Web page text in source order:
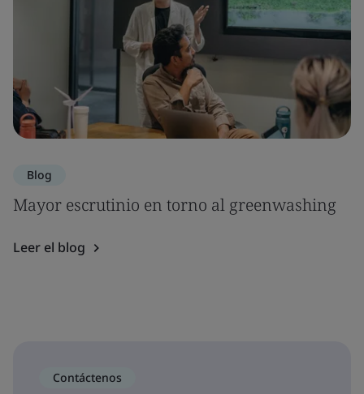
Blog
Mayor escrutinio en torno al greenwashing
Leer el blog
Contáctenos